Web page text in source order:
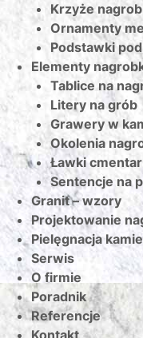
Krzyże
Ornamenty
Podstawki
Elementy
Tablice na
Litery na grób
Grawery w
Okolenia
Ławki
Sentencje na
Granit – wzory
Projektowanie
Pielęgnacja
Serwis
O firmie
Poradnik
Referencje